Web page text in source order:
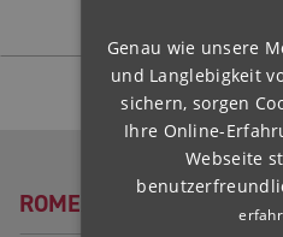
Folgen Sie uns:
ROMEX®
Genau wie unsere
und Langlebigkeit
sichern, sorgen
Ihre Online-
Webseite